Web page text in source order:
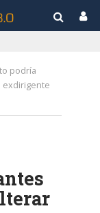
podría
exdirigente